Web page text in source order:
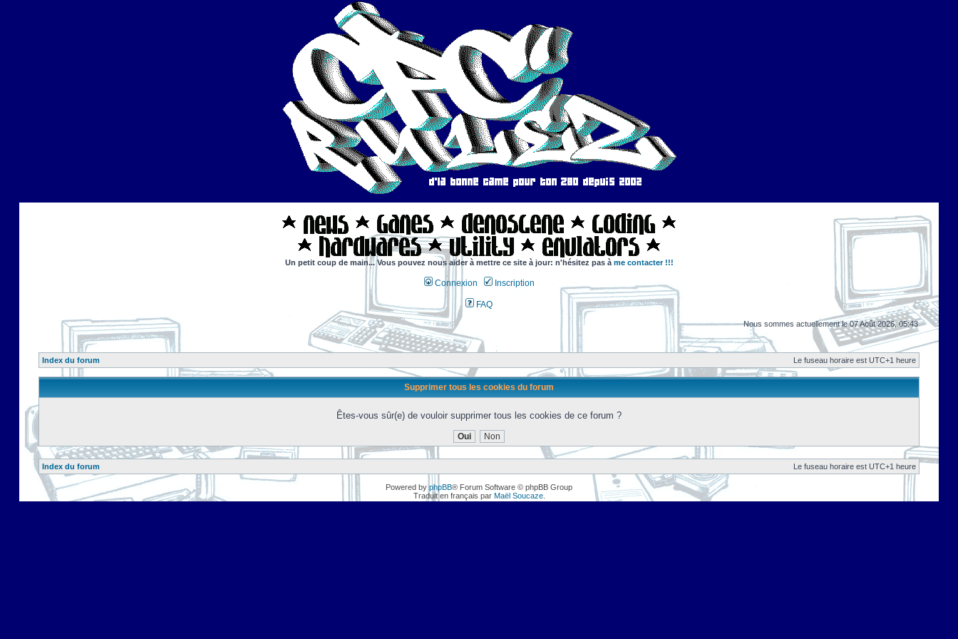
Un petit coup de main... Vous pouvez nous aider à mettre ce site à jour: n'hésitez pas à me contacter !!!
Connexion Inscription
FAQ
Nous sommes actuellement le 07 Août 2026, 05:43
Index du forum Le fuseau horaire est UTC+1 heure
Supprimer tous les cookies du forum
Êtes-vous sûr(e) de vouloir supprimer tous les cookies de ce forum ?
Index du forum Le fuseau horaire est UTC+1 heure
Powered byphpBB® Forum Software © phpBB Group
Traduit en français par Maël Soucaze.